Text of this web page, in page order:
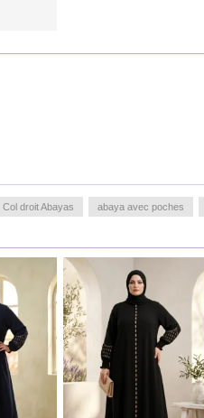
Col droit Abayas abaya avec poches